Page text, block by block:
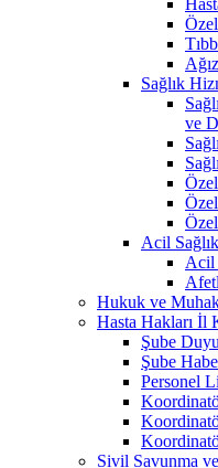
Sağlık
ve
Acil
Acil
Hukuk ve
Hasta Hakları İl
Şube
Şube
Personel
Sivil Savunma